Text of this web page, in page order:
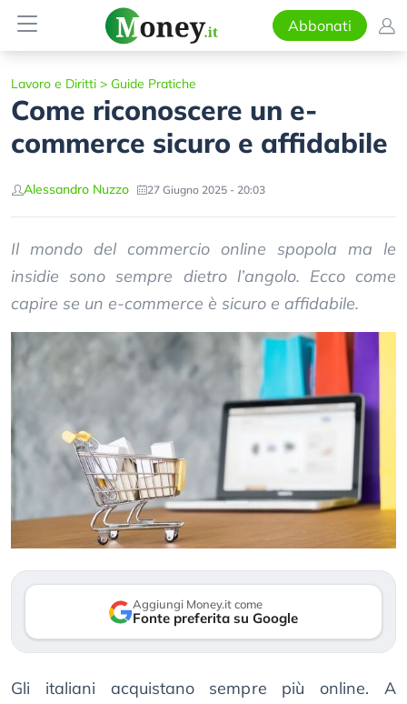
Abbonati
Lavoro e Diritti > Guide Pratiche
Come riconoscere un e-
commerce sicuro e affidabile
Alessandro Nuzzo 27 Giugno 2025 - 20:03
Il mondo del commercio online spopola ma le
insidie sono sempre dietro l’angolo. Ecco come
capire se un e-commerce è sicuro e affidabile.
Aggiungi Money.it come
Fonte preferita su Google
Gli italiani acquistano sempre più online. A